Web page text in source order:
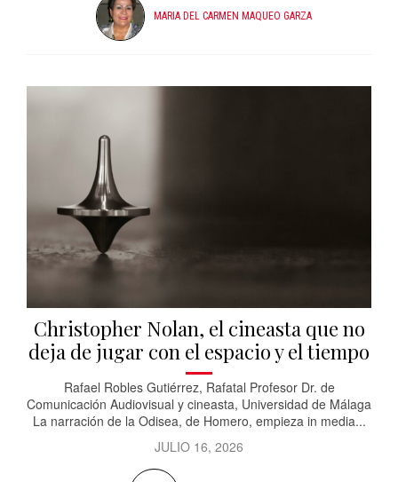
MARIA DEL CARMEN MAQUEO GARZA
Christopher Nolan, el cineasta que no
deja de jugar con el espacio y el tiempo
Rafael Robles Gutiérrez, Rafatal Profesor Dr. de
Comunicación Audiovisual y cineasta, Universidad de Málaga
La narración de la Odisea, de Homero, empieza in media...
JULIO 16, 2026